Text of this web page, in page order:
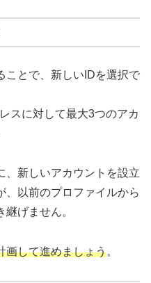
ことで、新しいIDを選択で
スに対して最大3つのアカ
、新しいアカウントを設立
、以前のプロファイルから
げません。
画して進めましょう。